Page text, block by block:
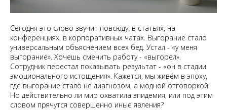
Сегодня это слово звучит повсюду: в статьях, на
конференциях, в корпоративных чатах. Выгорание стало
универсальным объяснением всех бед. Устал - «у меня
выгорание». Хочешь сменить работу - «выгорел».
Сотрудник перестал показывать результат - «он в стадии
эмоционального истощения». Кажется, мы живём в эпоху,
где выгорание стало не диагнозом, а модной отговоркой.
Но действительно ли мир охватила эпидемия, или под этим
словом прячутся совершенно иные явления?